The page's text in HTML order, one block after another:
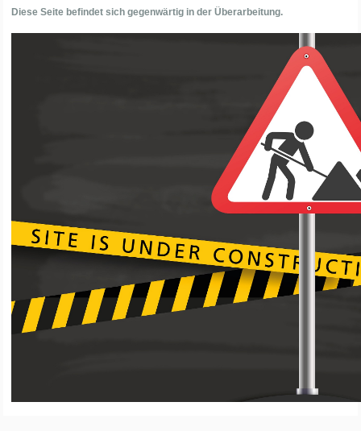
Diese Seite befindet sich gegenwärtig in der Überarbeitung.